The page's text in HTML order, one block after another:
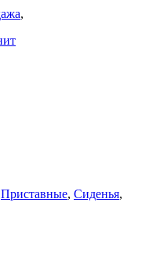
,
Приставные, Сиденья,